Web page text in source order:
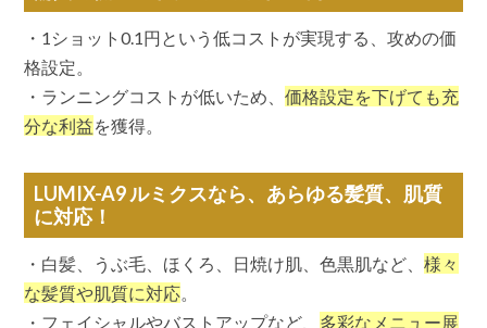
・1ショット0.1円という低コストが実現する、攻めの価
格設定。
・ランニングコストが低いため、価格設定を下げても充
分な利益を獲得。
LUMIX-A9 ルミクスなら、あらゆる髪質、肌質
に対応！
・白髪、うぶ毛、ほくろ、日焼け肌、色黒肌など、様々
な髪質や肌質に対応
・フェイシャルやバストアップなど、 多彩なメニュー展